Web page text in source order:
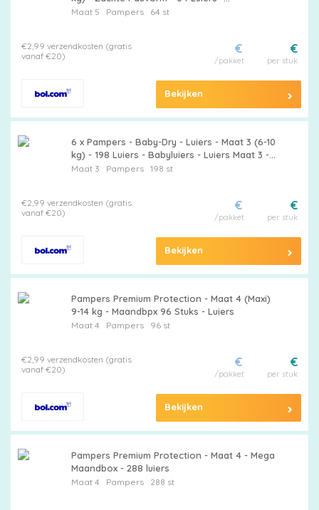
Voordeelverpakking - 2 stuks
Maat 5 Pampers64 st
€2,99 verzendkosten (gratis
vanaf €20)
€
per stuk
€
/pakket
Bekijken
6 x Pampers - Baby-Dry - Luiers - Maat 3 (6-10
kg) - 198 Luiers - Babyluiers - Luiers Maat 3 -
Pampers Baby-Dry - Luiers Tegen Lekken -
Maat 3 Pampers198 st
€2,99 verzendkosten (gratis
vanaf €20)
€
per stuk
€
/pakket
Bekijken
Pampers Premium Protection - Maat 4 (Maxi)
9-14 kg - Maandbpx 96 Stuks - Luiers
Maat 4 Pampers96 st
€2,99 verzendkosten (gratis
vanaf €20)
€
per stuk
€
/pakket
Bekijken
Pampers Premium Protection - Maat 4 - Mega
Maandbox - 288 luiers
Maat 4 Pampers288 st